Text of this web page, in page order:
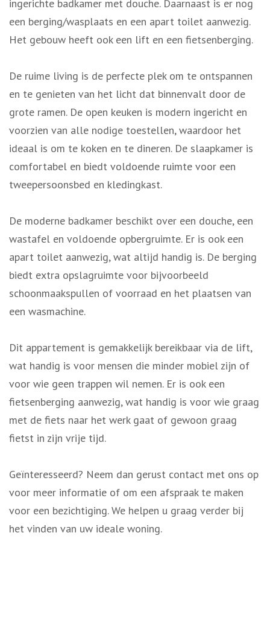
ingerichte badkamer met douche. Daarnaast is er nog
een berging/wasplaats en een apart toilet aanwezig.
Het gebouw heeft ook een lift en een fietsenberging.
De ruime living is de perfecte plek om te ontspannen
en te genieten van het licht dat binnenvalt door de
grote ramen. De open keuken is modern ingericht en
voorzien van alle nodige toestellen, waardoor het
ideaal is om te koken en te dineren. De slaapkamer is
comfortabel en biedt voldoende ruimte voor een
tweepersoonsbed en kledingkast.
De moderne badkamer beschikt over een douche, een
wastafel en voldoende opbergruimte. Er is ook een
apart toilet aanwezig, wat altijd handig is. De berging
biedt extra opslagruimte voor bijvoorbeeld
schoonmaakspullen of voorraad en het plaatsen van
een wasmachine.
Dit appartement is gemakkelijk bereikbaar via de lift,
wat handig is voor mensen die minder mobiel zijn of
voor wie geen trappen wil nemen. Er is ook een
fietsenberging aanwezig, wat handig is voor wie graag
met de fiets naar het werk gaat of gewoon graag
fietst in zijn vrije tijd.
Geïnteresseerd? Neem dan gerust contact met ons op
voor meer informatie of om een afspraak te maken
voor een bezichtiging. We helpen u graag verder bij
het vinden van uw ideale woning.